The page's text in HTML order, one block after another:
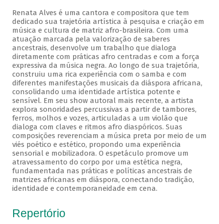
Renata Alves é uma cantora e compositora que tem
dedicado sua trajetória artística à pesquisa e criação em
música e cultura de matriz afro-brasileira. Com uma
atuação marcada pela valorização de saberes
ancestrais, desenvolve um trabalho que dialoga
diretamente com práticas afro centradas e com a força
expressiva da música negra. Ao longo de sua trajetória,
construiu uma rica experiência com o samba e com
diferentes manifestações musicais da diáspora africana,
consolidando uma identidade artística potente e
sensível. Em seu show autoral mais recente, a artista
explora sonoridades percussivas a partir de tambores,
ferros, molhos e vozes, articuladas a um violão que
dialoga com claves e ritmos afro diaspóricos. Suas
composições reverenciam a música preta por meio de um
viés poético e estético, propondo uma experiência
sensorial e mobilizadora. O espetáculo promove um
atravessamento do corpo por uma estética negra,
fundamentada nas práticas e políticas ancestrais de
matrizes africanas em diáspora, conectando tradição,
identidade e contemporaneidade em cena.
Repertório